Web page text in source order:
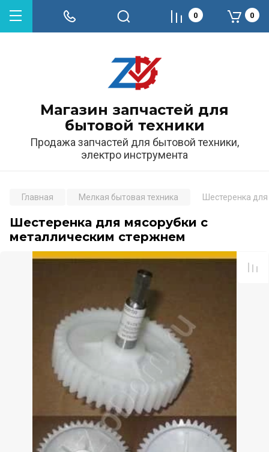
Магазин запчастей для
бытовой техники
Продажа запчастей для бытовой техники,
электро инструмента
0 0
Главная Мелкая бытовая техника Шестеренка
Шестеренка для мясорубки с
металлическим стержнем